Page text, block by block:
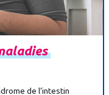
de l’intestin